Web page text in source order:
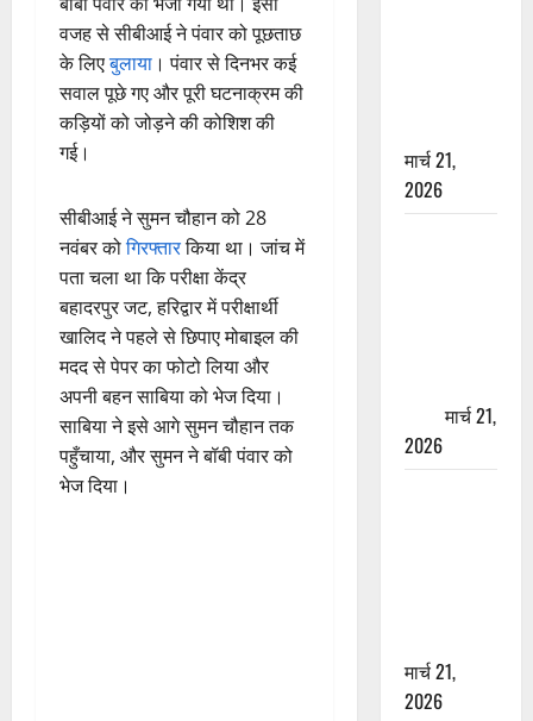
वजह से सीबीआई ने पंवार को पूछताछ
के लिएबुलाया । पंवार से दिनभर कई
सवाल पूछे गए और पूरी घटनाक्रम की
कड़ियों को जोड़ने की कोशिश की
गई।
सीबीआई ने सुमन चौहान को 28
नवंबर कोगिरफ्तारकिया था। जांच में
पता चला था कि परीक्षा केंद्र
बहादरपुर जट, हरिद्वार में परीक्षार्थी
खालिद ने पहले से छिपाए मोबाइल की
मदद से पेपर का फोटो लिया और
अपनी बहन साबिया को भेज दिया।
साबिया ने इसे आगे सुमन चौहान तक
पहुँचाया, और सुमन ने बॉबी पंवार को
भेज दिया।
मार्च 21,
2026
मार्च 21,
2026
मार्च 21,
2026